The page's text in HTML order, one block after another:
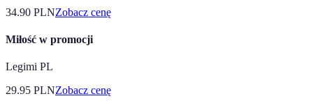
34.90 PLNZobacz cenę
Miłość w promocji
Legimi PL
29.95 PLNZobacz cenę